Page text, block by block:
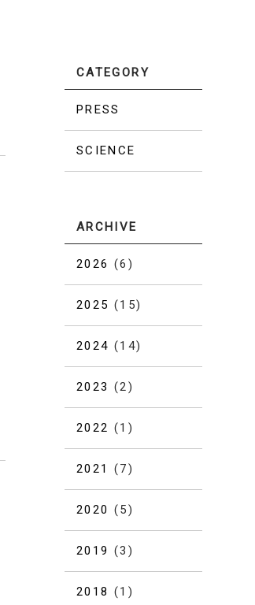
CATEGORY
PRESS
SCIENCE
ARCHIVE
2026 (6)
2025 (15)
2024 (14)
2023 (2)
2022 (1)
2021 (7)
2020 (5)
2019 (3)
2018 (1)